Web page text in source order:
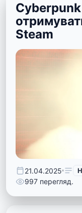
Steam
21.04.2025
997 перегляд.